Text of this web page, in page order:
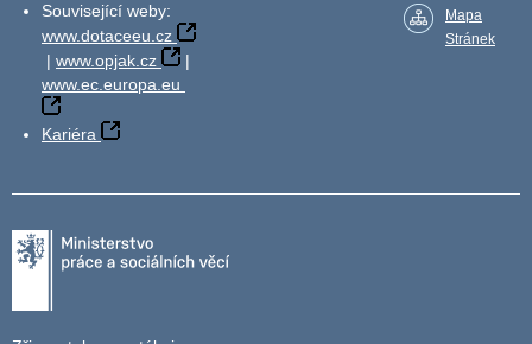
Související weby:
www.dotaceeu.cz
| www.opjak.cz
|
www.ec.europa.eu
Kariéra
Mapa
Stránek